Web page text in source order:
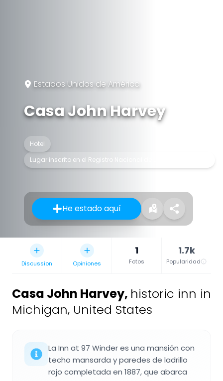
Estados Unidos de América
Casa John Harvey
Hotel
Lugar inscrito en el Registro Nacional de Lugares Históricos
He estado aquí
Discussion Opiniones
1
Fotos
1.7k
Popularidad
Casa John Harvey, historic inn in
Michigan, United States
La Inn at 97 Winder es una mansión con
techo mansarda y paredes de ladrillo
rojo completada en 1887, que abarca